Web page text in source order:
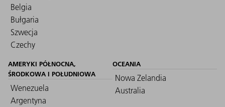
Belgia
Bułgaria
Szwecja
Czechy
AMERYKI PÓŁNOCNA,
ŚRODKOWA I POŁUDNIOWA
Wenezuela
Argentyna
OCEANIA
Nowa Zelandia
Australia